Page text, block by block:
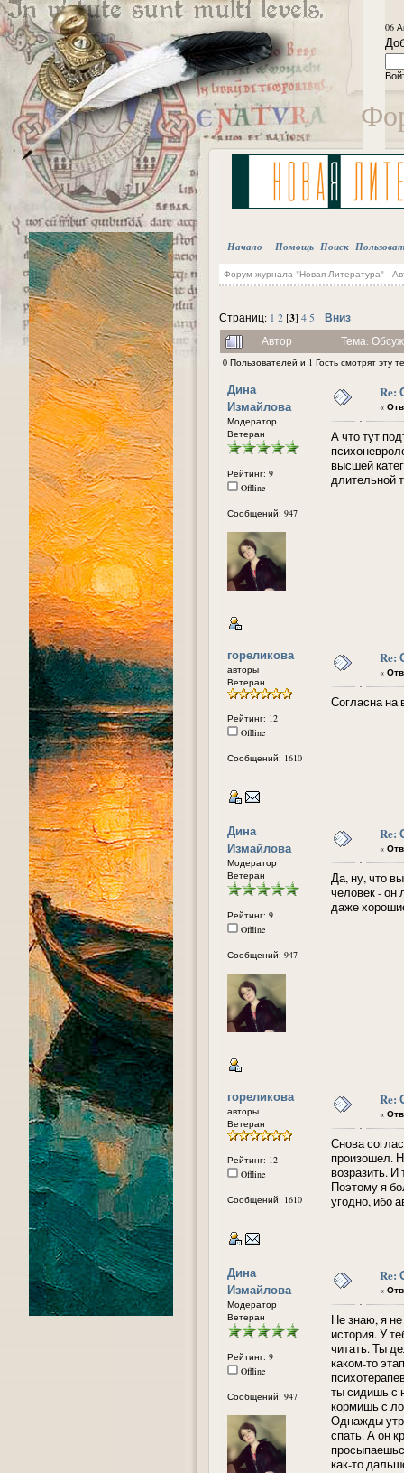
06
Начало Помощь Поиск
Форум журнала "Новая Литература"-
Страниц: 1 2 [3] 4 5 Вниз
Автор Тема:
0 Пользователей и 1 Гость смотрят эту
Дина
Измайлова
Модератор
Ветеран
Рейтинг: 9
Offline
Сообщений: 947
Re:
«
А что тут
высшей
длительной
гореликова
авторы
Ветеран
Рейтинг: 12
Offline
Сообщений: 1610
Re:
«
Согласна на
Дина
Измайлова
Модератор
Ветеран
Рейтинг: 9
Offline
Сообщений: 947
Re:
«
Да, ну, что
человек - он
даже
гореликова
авторы
Ветеран
Рейтинг: 12
Offline
Сообщений: 1610
Re:
«
Снова
произошел.
возразить. И
Поэтому я
угодно, ибо
Дина
Измайлова
Модератор
Ветеран
Рейтинг: 9
Offline
Сообщений: 947
Re:
«
Не знаю, я
история. У
читать. Ты
каком-то
ты сидишь с
кормишь с
Однажды
спать. А он
как-то